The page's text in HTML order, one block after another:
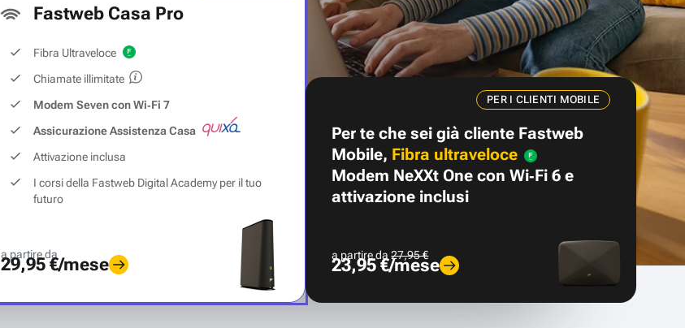
Fastweb Casa Pro
Fibra Ultraveloce
Chiamate illimitate
Modem Seven con Wi‑Fi 7
Assicurazione Assistenza Casa
Attivazione inclusa
I corsi della Fastweb Digital Academy per il tuo
futuro
a partire da
29,95 €/mese
PER I CLIENTI MOBILE
Per te che sei già cliente Fastweb
Mobile, Fibra ultraveloce
Modem NeXXt One con Wi‑Fi 6 e
attivazione inclusi
a partire da27,95 €
23,95 €/mese